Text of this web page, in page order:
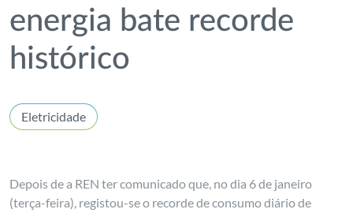
energia bate recorde
histórico
Eletricidade
Depois de a REN ter comunicado que, no dia 6 de janeiro
(terça-feira), registou-se o recorde de consumo diário de